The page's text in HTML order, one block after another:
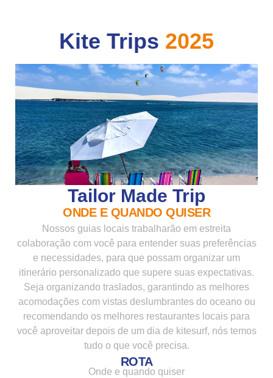
Kite Trips 2025
Tailor Made Trip
ONDE E QUANDO QUISER
Nossos guias locais trabalharão em estreita
colaboração com você para entender suas preferências
e necessidades, para que possam organizar um
itinerário personalizado que supere suas expectativas.
Seja organizando traslados, garantindo as melhores
acomodações com vistas deslumbrantes do oceano ou
recomendando os melhores restaurantes locais para
você aproveitar depois de um dia de kitesurf, nós temos
tudo o que você precisa.
ROTA
Onde e quando quiser